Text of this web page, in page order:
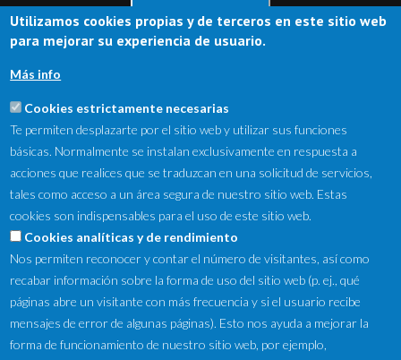
NewsLetter
Utilizamos cookies propias y de terceros en este sitio web
para mejorar su experiencia de usuario.
Más info
Cookies estrictamente necesarias
Te permiten desplazarte por el sitio web y utilizar sus funciones
básicas. Normalmente se instalan exclusivamente en respuesta a
acciones que realices que se traduzcan en una solicitud de servicios,
tales como acceso a un área segura de nuestro sitio web. Estas
cookies son indispensables para el uso de este sitio web.
Cookies analíticas y de rendimiento
Nos permiten reconocer y contar el número de visitantes, así como
recabar información sobre la forma de uso del sitio web (p. ej., qué
páginas abre un visitante con más frecuencia y si el usuario recibe
mensajes de error de algunas páginas). Esto nos ayuda a mejorar la
forma de funcionamiento de nuestro sitio web, por ejemplo,